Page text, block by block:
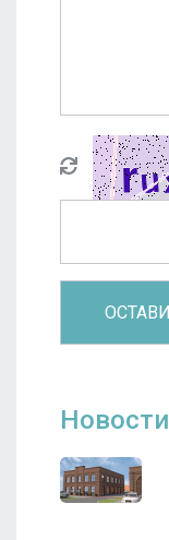
Новости